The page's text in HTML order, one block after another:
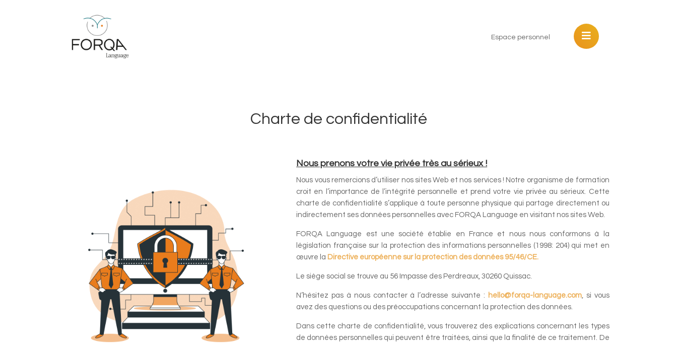
Espace personnel
Charte de confidentialité
Nous prenons votre vie privée très au sérieux !
Nous vous remercions d’utiliser nos sites Web et nos services ! Notre organisme de formation
croit en l’importance de l’intégrité personnelle et prend votre vie privée au sérieux. Cette
charte de confidentialité s’applique à toute personne physique qui partage directement ou
indirectement ses données personnelles avec FORQA Language en visitant nos sites Web.
FORQA Language est une société établie en France et nous nous conformons à la
législation française sur la protection des informations personnelles (1998: 204) qui met en
œuvre la Directive européenne sur la protection des données 95/46/CE.
Le siège social se trouve au 56 Impasse des Perdreaux, 30260 Quissac.
N’hésitez pas à nous contacter à l’adresse suivante : hello@forqa-language.com, si vous
avez des questions ou des préoccupations concernant la protection des données.
Dans cette charte de confidentialité, vous trouverez des explications concernant les types
de données personnelles qui peuvent être traitées, ainsi que la finalité de ce traitement. De